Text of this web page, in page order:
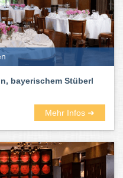
und bunt. Unter anderem
und italienische.
libanesische japanische. Ihr
probieren.
Außenbereichen könnt
Ambiente werden Herbst
an dem Abenden
Drink, Cocktail oder ein
Auf das Leben!
bayerischem Stüberl
Mehr Infos ➜